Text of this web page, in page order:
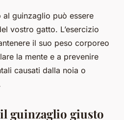
al guinzaglio può essere
vostro gatto. L’esercizio
il suo peso corporeo
la mente e a prevenire
causati dalla noia o
guinzaglio giusto